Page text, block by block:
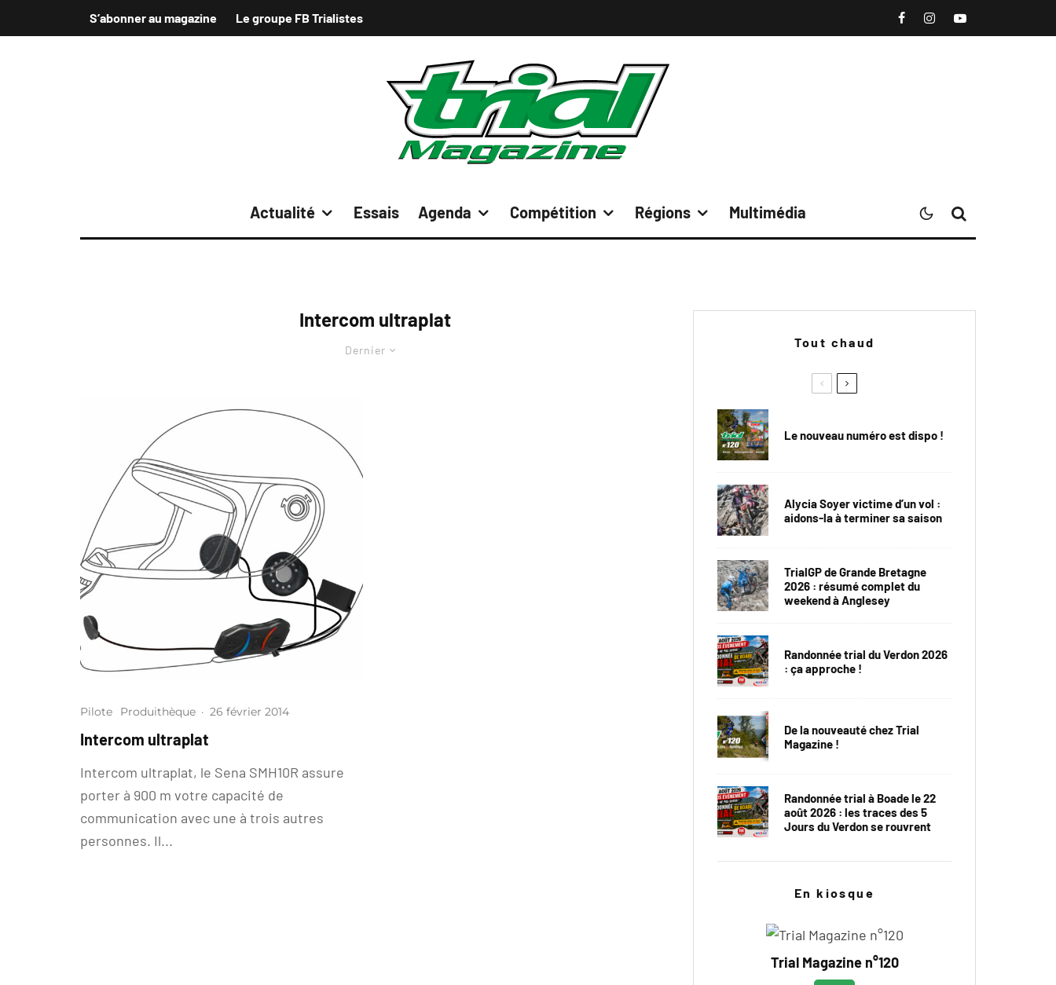
S’abonner au magazine Le groupe FB Trialistes
Actualité Essais Agenda Compétition Régions Multimédia
Intercom ultraplat
Dernier
Pilote Produithèque · 26 février 2014
Intercom ultraplat
Intercom ultraplat, le Sena SMH10R assure
porter à 900 m votre capacité de
communication avec une à trois autres
personnes. Il...
Tout chaud
Le nouveau numéro est dispo !
Alycia Soyer victime d’un vol :
aidons-la à terminer sa saison
TrialGP de Grande Bretagne
2026 : résumé complet du
weekend à Anglesey
Randonnée trial du Verdon 2026
: ça approche !
De la nouveauté chez Trial
Magazine !
Randonnée trial à Boade le 22
août 2026 : les traces des 5
Jours du Verdon se rouvrent
En kiosque
Trial Magazine n°120